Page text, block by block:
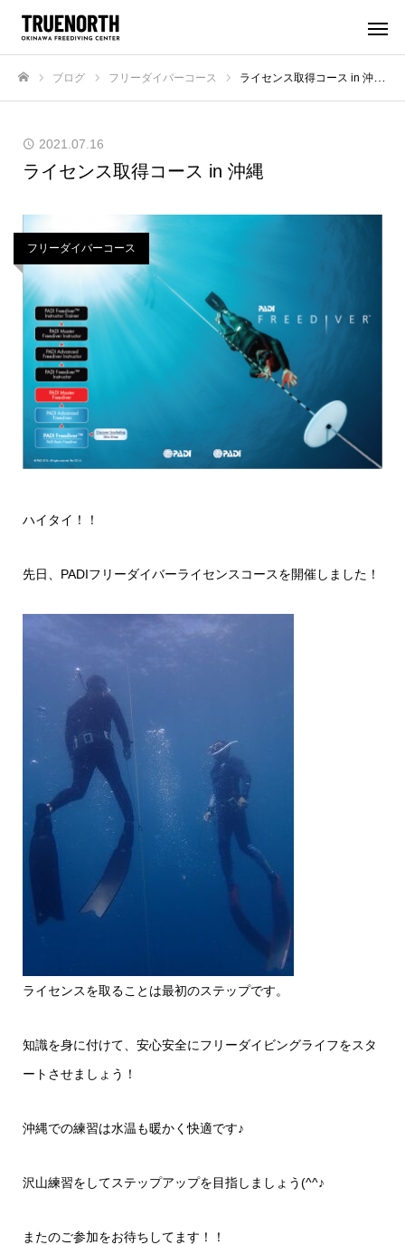
ブログ フリーダイバーコース ライセンス取得コース in 沖縄
2021.07.16
ライセンス取得コース in 沖縄
フリーダイバーコース
ハイタイ！！
先日、PADIフリーダイバーライセンスコースを開催しました！
ライセンスを取ることは最初のステップです。
知識を身に付けて、安心安全にフリーダイビングライフをスタ
ートさせましょう！
沖縄での練習は水温も暖かく快適です♪
沢山練習をしてステップアップを目指しましょう(^^♪
またのご参加をお待ちしてます！！